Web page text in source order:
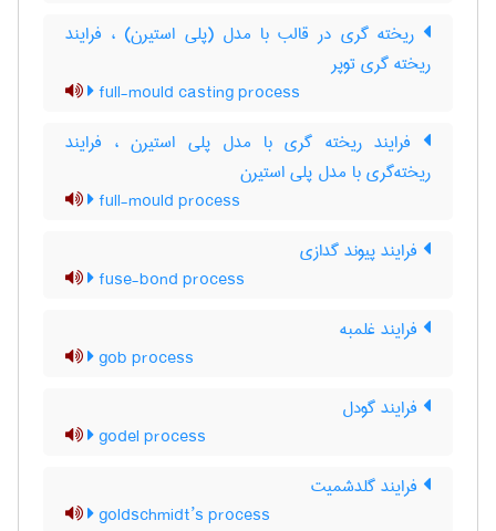
ریخته گری در قالب با مدل (پلی استیرن) ، فرایند
ریخته گری توپر
full-mould casting process
فرایند ریخته گری با مدل پلی استیرن ، فرایند
ریخته‌گری با مدل پلی استیرن
full-mould process
فرایند پیوند گدازی
fuse-bond process
فرایند غلمبه
gob process
فرایند گودل
godel process
فرایند گلدشمیت
goldschmidt’s process